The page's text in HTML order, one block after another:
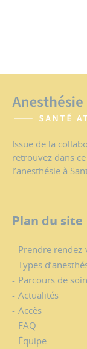
Issue de la
retrouvez dans
l’anesthésie à
Plan du site
Prendre
Types
Parcours de
Actualités
Accès
FAQ
Équipe